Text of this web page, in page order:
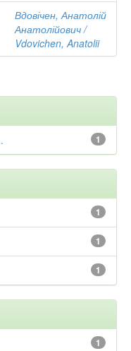
Вдовічен, Анатолій
Анатолійович /
Vdovichen, Anatolii
1
1
1
1
1